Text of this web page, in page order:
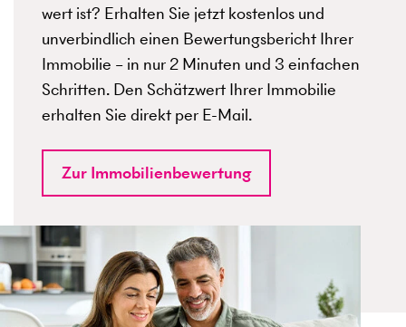
wert ist? Erhalten Sie jetzt kostenlos und
unverbindlich einen Bewertungsbericht Ihrer
Immobilie – in nur 2 Minuten und 3 einfachen
Schritten. Den Schätzwert Ihrer Immobilie
erhalten Sie direkt per E-Mail.
Zur Immobilienbewertung